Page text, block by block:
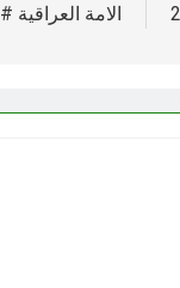
الامة العراقية #1